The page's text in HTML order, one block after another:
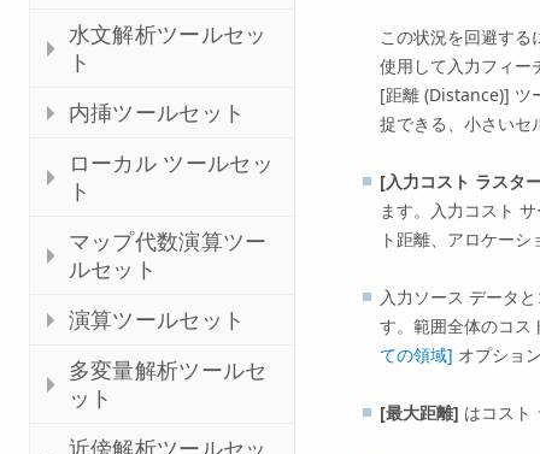
水文解析ツールセッ
ト
内挿ツールセット
ローカル ツールセッ
ト
マップ代数演算ツー
ルセット
演算ツールセット
多変量解析ツールセ
ット
この状況を回避する
使用して入力フィー
[距離 (Distance)] ツ
捉できる、小さいセ
[入力コスト ラスタ
ます。入力コスト
ト距離、アロケー
入力ソース データ
す。範囲全体のコ
ての領域] オプショ
[最大距離] はコスト